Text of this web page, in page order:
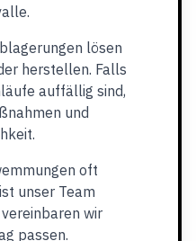
lösen
herstellen. Falls
auffällig sind,
und
oft
unser Team
wir
passen.